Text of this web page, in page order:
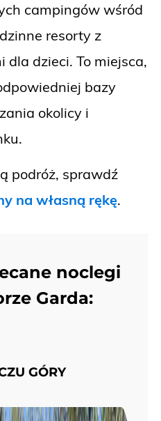
campingów wśród
resorty z
dzieci. To miejsca,
bazy
okolicy i
podróż, sprawdź
na własną rękę.
noclegi
Garda:
GÓRY